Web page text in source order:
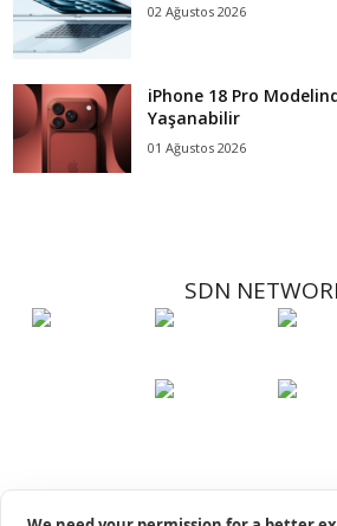
02 Ağustos 2026
iPhone 18 Pro
Yaşanabilir
01 Ağustos 2026
SDN